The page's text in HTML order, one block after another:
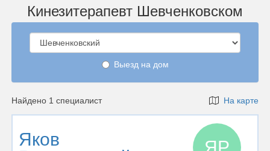
Кинезитерапевт Шевченковском
Выезд на дом
Найдено 1 специалист На карте
Яков